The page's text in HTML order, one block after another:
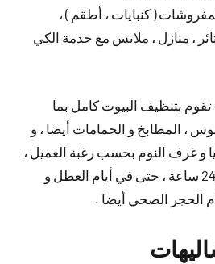
( كنبايات ، أطقم ) ،
، منازل ، ملابس مع خدمة الكي
بتنظيف البيوت كامل بما
، المطابخ و الحمامات أيضا ، و
و غرف النوم بحسب رغبة العميل ،
خدمتنا متاحة على مدار 24 ساعة ، حتى في أيام العطل و
الحجر الصحي أيضا .